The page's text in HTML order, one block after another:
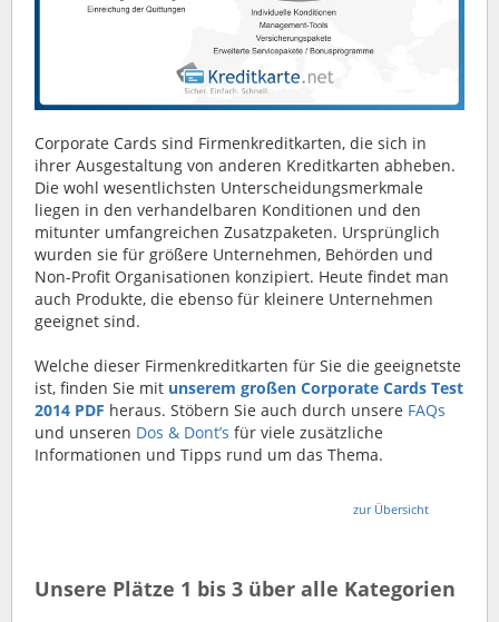
Corporate Cards sind Firmenkreditkarten, die sich in
ihrer Ausgestaltung von anderen Kreditkarten abheben.
Die wohl wesentlichsten Unterscheidungsmerkmale
liegen in den verhandelbaren Konditionen und den
mitunter umfangreichen Zusatzpaketen. Ursprünglich
wurden sie für größere Unternehmen, Behörden und
Non-Profit Organisationen konzipiert. Heute findet man
auch Produkte, die ebenso für kleinere Unternehmen
geeignet sind.
Welche dieser Firmenkreditkarten für Sie die geeignetste
ist, finden Sie mit unserem großen Corporate Cards Test
2014 PDF heraus. Stöbern Sie auch durch unsere FAQs
und unseren Dos & Dont’s für viele zusätzliche
Informationen und Tipps rund um das Thema.
zur Übersicht
Unsere Plätze 1 bis 3 über alle Kategorien